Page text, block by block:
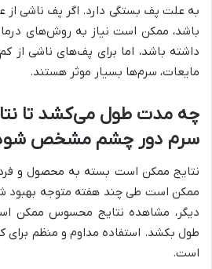
به علت پف بستگی دارد. اگر پف ناشی از
باشد، ممکن است نیاز به روش‌های
داشته باشد، اما برای پف‌های ناشی از
مایعات، سرم‌ها بسیار موثر هستند.
چه مدت طول می‌کشد تا
سرم دور چشم مشخص
نتایج ممکن است بسته به محصول و فرد
ممکن است طی چند هفته متوجه بهبود
طول بکشد. استفاده مداوم و منظم
است.